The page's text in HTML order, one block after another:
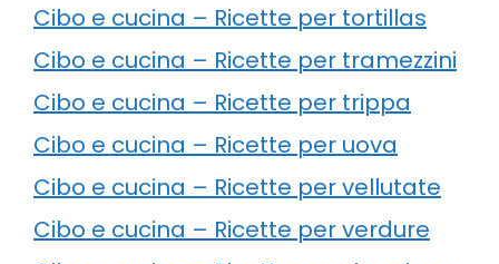
Cibo e cucina – Ricette per tortillas
Cibo e cucina – Ricette per tramezzini
Cibo e cucina – Ricette per trippa
Cibo e cucina – Ricette per uova
Cibo e cucina – Ricette per vellutate
Cibo e cucina – Ricette per verdure